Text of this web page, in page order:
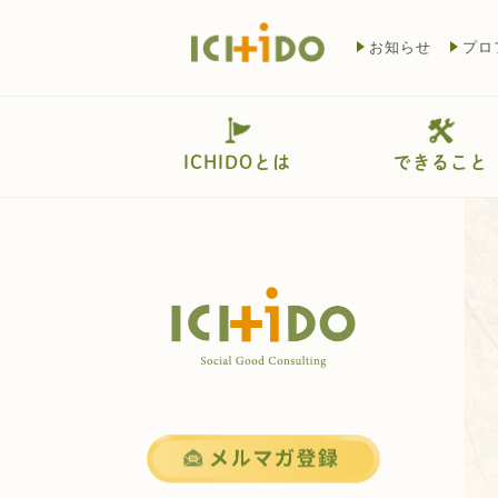
お知らせ プ
ICHIDOとは できること